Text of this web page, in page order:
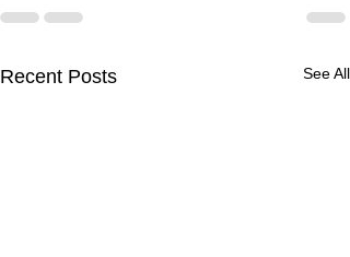
Recent Posts See All